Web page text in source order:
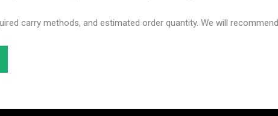
carry methods, and estimated order quantity. We will